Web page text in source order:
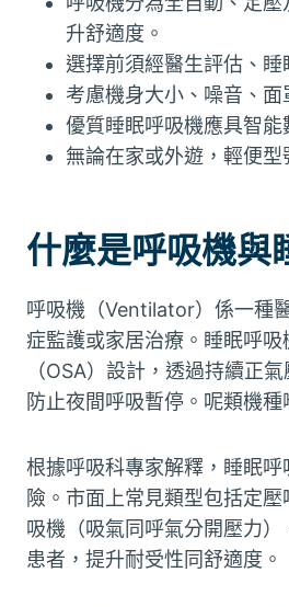
升舒適度。
選擇前須經醫生評估、
考慮機身大小、噪音、面
優質睡眠呼吸機應具智能
無論在家或外遊，輕便
什麼是呼吸機與
呼吸機（Ventilator）係一種
症監護或家居治療。睡眠呼
（OSA）設計，透過持續正
防止夜間呼吸暫停。呢類機
根據呼吸科專家解釋，睡眠
險。市面上常見類型包括定
吸機（吸氣同呼氣分開壓力
患者，提升耐受性同舒適度。